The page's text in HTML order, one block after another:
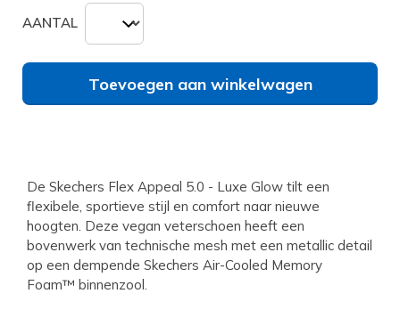
AANTAL
Toevoegen aan winkelwagen
De Skechers Flex Appeal 5.0 - Luxe Glow tilt een
flexibele, sportieve stijl en comfort naar nieuwe
hoogten. Deze vegan veterschoen heeft een
bovenwerk van technische mesh met een metallic detail
op een dempende Skechers Air-Cooled Memory
Foam™ binnenzool.